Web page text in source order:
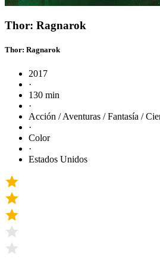
Thor: Ragnarok
Thor: Ragnarok
2017
·
130 min
·
Acción / Aventuras / Fantasía /
·
Color
·
Estados Unidos